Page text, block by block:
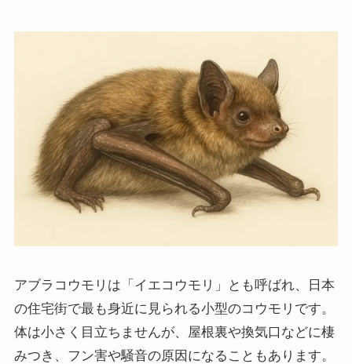
アブラコウモリは「イエコウモリ」とも呼ばれ、日本
の住宅街で最も身近に見られる小型のコウモリです。
体は小さく目立ちませんが、屋根裏や換気口などに棲
みつき、フン害や騒音の原因になることもあります。